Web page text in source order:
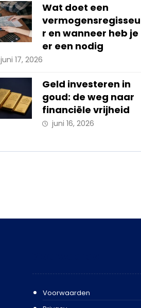
Wat doet een
vermogensregisseu
r en wanneer heb je
er een nodig
juni 17, 2026
Geld investeren in
goud: de weg naar
financiële vrijheid
juni 16, 2026
Voorwaarden